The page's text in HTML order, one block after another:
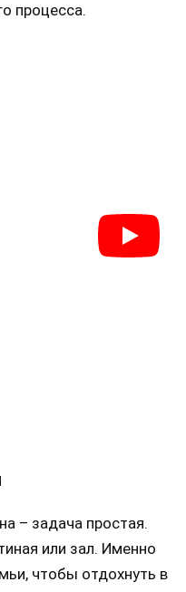
процесса.
– задача простая.
или зал. Именно
чтобы отдохнуть в